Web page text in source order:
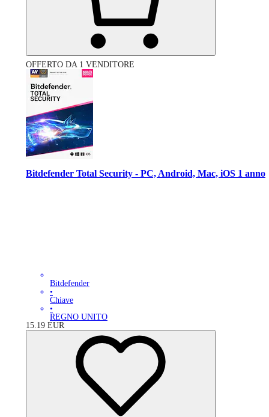
OFFERTO DA 1 VENDITORE
Bitdefender Total Security - PC, Android, Mac, iOS 1 anno
Bitdefender
•
Chiave
•
REGNO UNITO
15.19 EUR